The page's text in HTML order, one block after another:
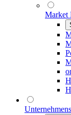
Market